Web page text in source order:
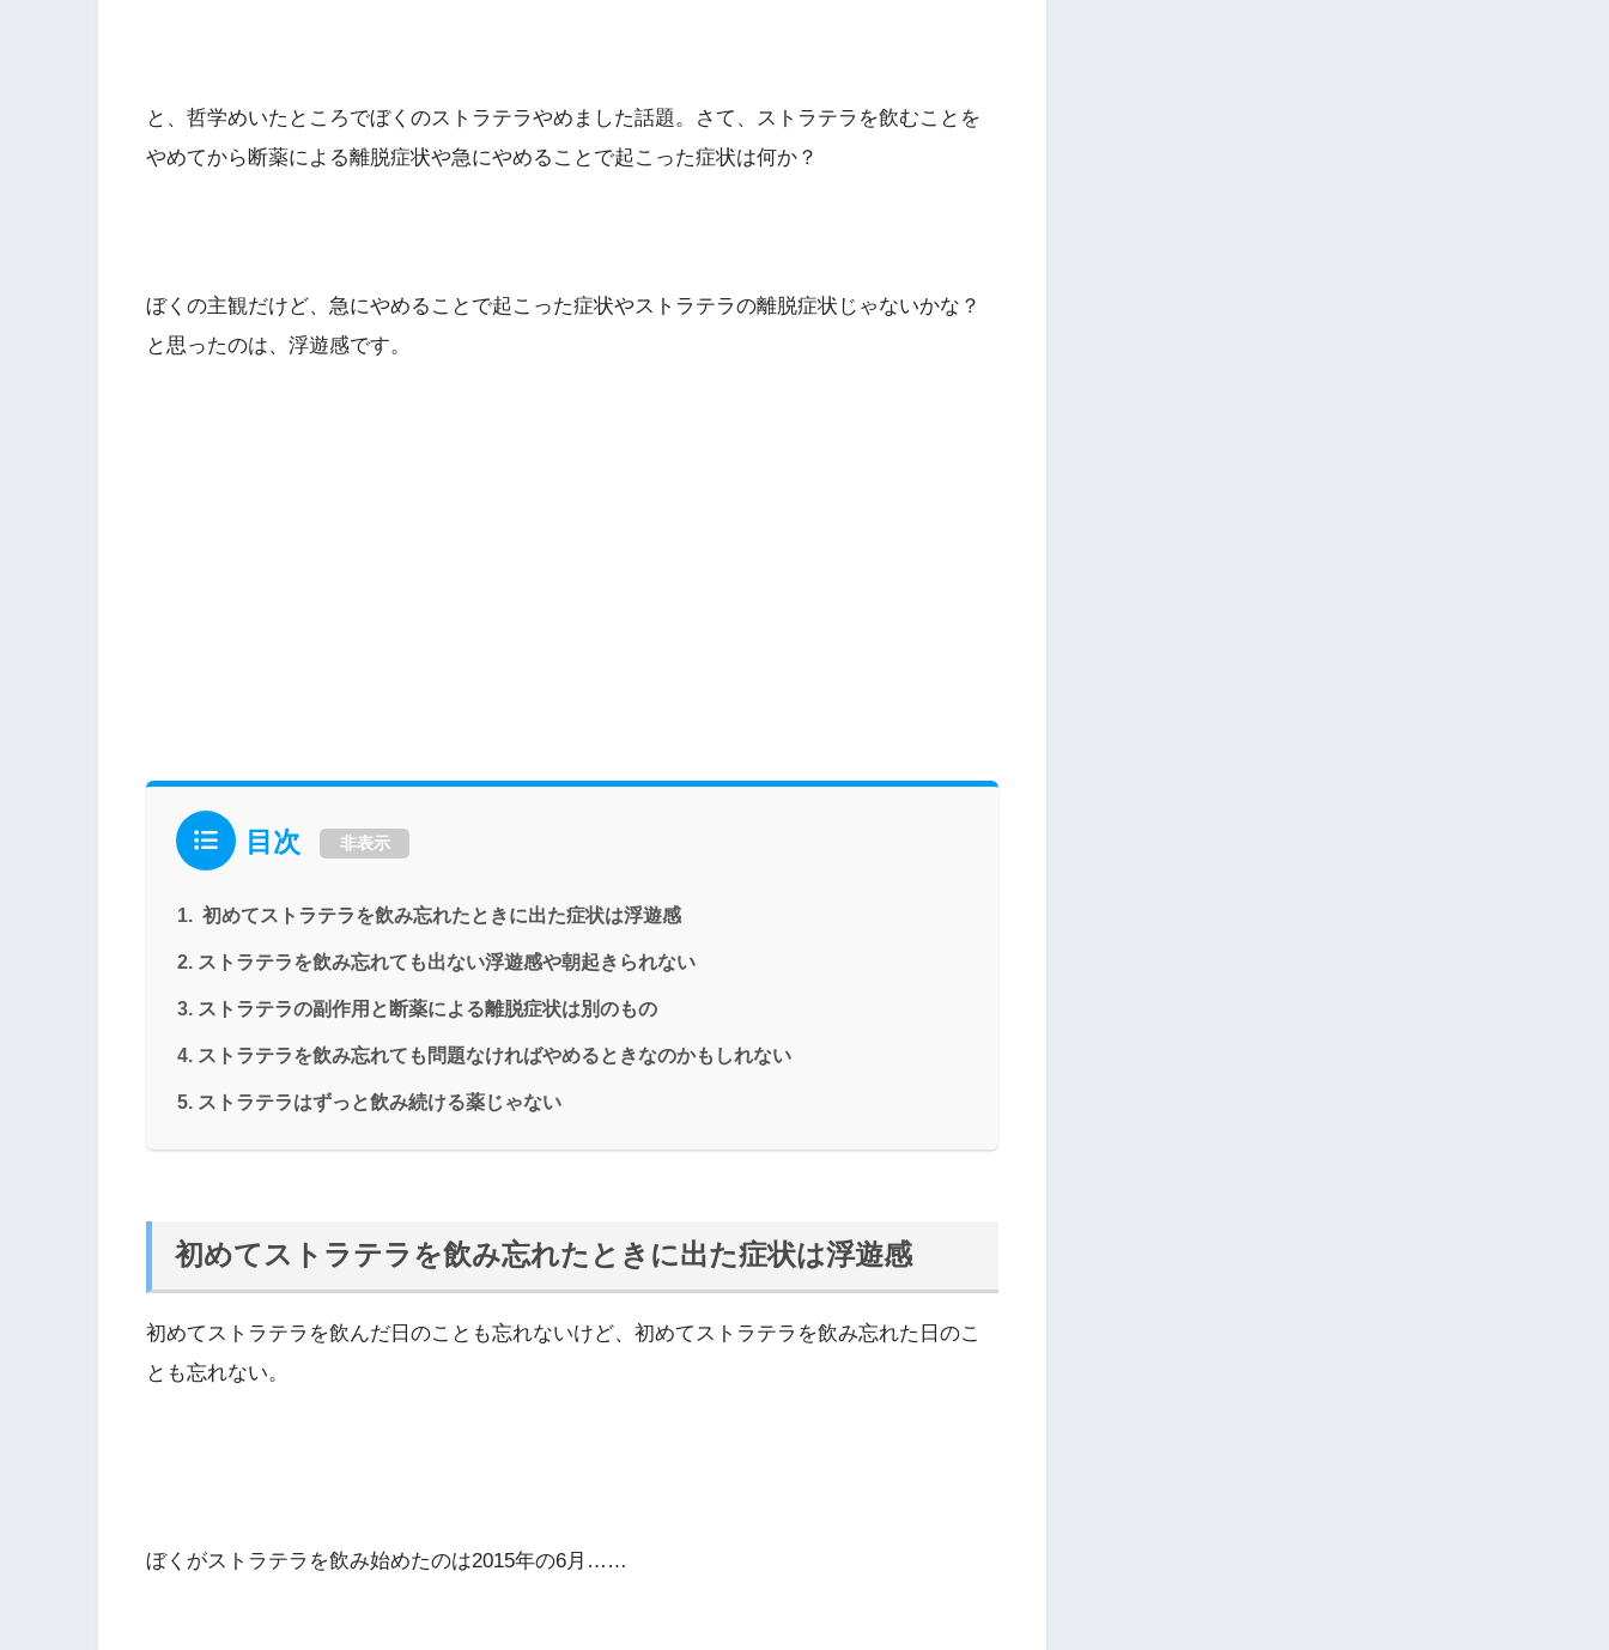
と、哲学めいたところでぼくのストラテラやめました話題。さて、ストラテラを飲むことを
やめてから断薬による離脱症状や急にやめることで起こった症状は何か？
ぼくの主観だけど、急にやめることで起こった症状やストラテラの離脱症状じゃないかな？
と思ったのは、浮遊感です。
目次 非表示
初めてストラテラを飲み忘れたときに出た症状は浮遊感
ストラテラを飲み忘れても出ない浮遊感や朝起きられない
ストラテラの副作用と断薬による離脱症状は別のもの
ストラテラを飲み忘れても問題なければやめるときなのかもしれない
ストラテラはずっと飲み続ける薬じゃない
初めてストラテラを飲み忘れたときに出た症状は浮遊感
初めてストラテラを飲んだ日のことも忘れないけど、初めてストラテラを飲み忘れた日のこ
とも忘れない。
ぼくがストラテラを飲み始めたのは2015年の6月……